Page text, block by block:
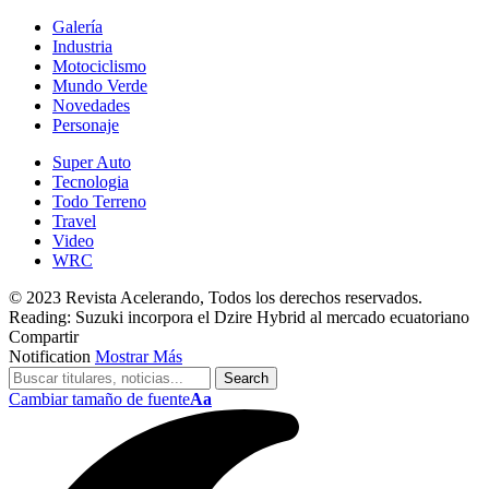
Galería
Industria
Motociclismo
Mundo Verde
Novedades
Personaje
Super Auto
Tecnologia
Todo Terreno
Travel
Video
WRC
© 2023 Revista Acelerando, Todos los derechos reservados.
Reading: Suzuki incorpora el Dzire Hybrid al mercado ecuatoriano
Compartir
Notification Mostrar Más
Cambiar tamaño de fuenteAa